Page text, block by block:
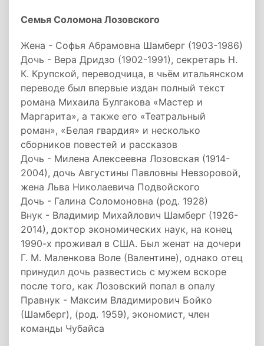
Семья Соломона Лозовского
Жена - Софья Абрамовна Шамберг (1903-1986)
Дочь - Вера Дридзо (1902-1991), секретарь Н.
К. Крупской, переводчица, в чьём итальянском
переводе был впервые издан полный текст
романа Михаила Булгакова «Мастер и
Маргарита», а также его «Театральный
роман», «Белая гвардия» и несколько
сборников повестей и рассказов
Дочь - Милена Алексеевна Лозовская (1914-
2004), дочь Августины Павловны Невзоровой,
жена Льва Николаевича Подвойского
Дочь - Галина Соломоновна (род. 1928)
Внук - Владимир Михайлович Шамберг (1926-
2014), доктор экономических наук, на конец
1990-х проживал в США. Был женат на дочери
Г. М. Маленкова Воле (Валентине), однако отец
принудил дочь развестись с мужем вскоре
после того, как Лозовский попал в опалу
Правнук - Максим Владимирович Бойко
(Шамберг), (род. 1959), экономист, член
команды Чубайса